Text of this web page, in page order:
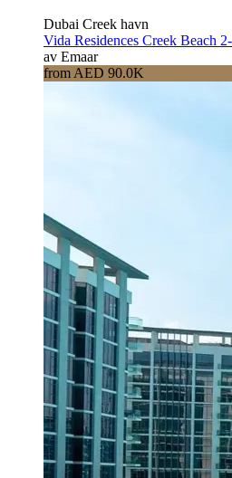
Dubai Creek havn
Vida Residences Creek Beach
av Emaar
from AED 90.0K